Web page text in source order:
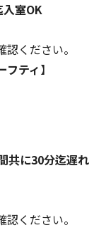
室OK
ください。
フティ】
共に30分迄遅れ
ください。